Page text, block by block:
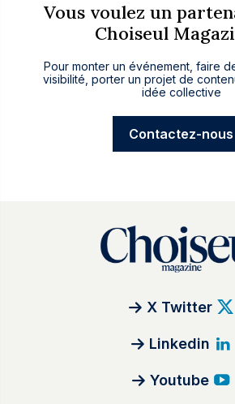
Vous voulez un
Choiseul
Pour monter un événement, faire
visibilité, porter un projet de
idée collective
Contactez-nous
X Twitter
Linkedin
Youtube